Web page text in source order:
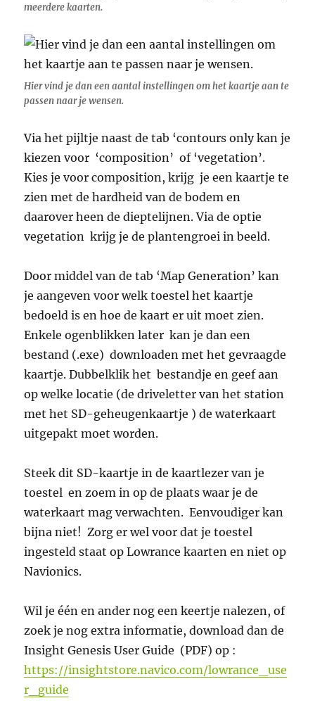
meerdere kaarten.
Hier vind je dan een aantal instellingen om het kaartje aan te
passen naar je wensen.
Via het pijltje naast de tab ‘contours only kan je
kiezen voor ‘composition’ of ‘vegetation’.
Kies je voor composition, krijg je een kaartje te
zien met de hardheid van de bodem en
daarover heen de dieptelijnen. Via de optie
vegetation krijg je de plantengroei in beeld.
Door middel van de tab ‘Map Generation’ kan
je aangeven voor welk toestel het kaartje
bedoeld is en hoe de kaart er uit moet zien.
Enkele ogenblikken later kan je dan een
bestand (.exe) downloaden met het gevraagde
kaartje. Dubbelklik het bestandje en geef aan
op welke locatie (de driveletter van het station
met het SD-geheugenkaartje ) de waterkaart
uitgepakt moet worden.
Steek dit SD-kaartje in de kaartlezer van je
toestel en zoem in op de plaats waar je de
waterkaart mag verwachten. Eenvoudiger kan
bijna niet! Zorg er wel voor dat je toestel
ingesteld staat op Lowrance kaarten en niet op
Navionics.
Wil je één en ander nog een keertje nalezen, of
zoek je nog extra informatie, download dan de
Insight Genesis User Guide (PDF) op :
https://insightstore.navico.com/lowrance_use
r_guide